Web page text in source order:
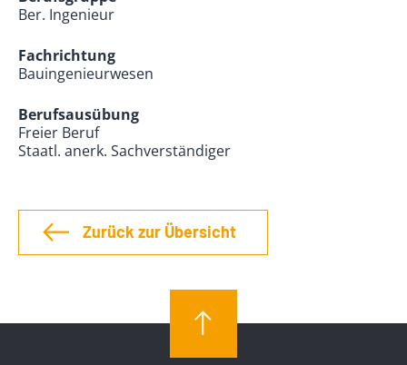
Ber. Ingenieur
Fachrichtung
Bauingenieurwesen
Berufsausübung
Freier Beruf
Staatl. anerk. Sachverständiger
Zurück zur Übersicht